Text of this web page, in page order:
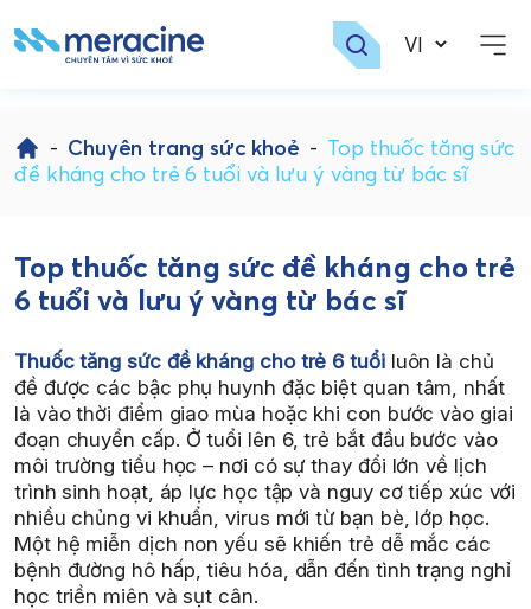
to
content
- Chuyên trang sức khoẻ - Top thuốc tăng sức
đề kháng cho trẻ 6 tuổi và lưu ý vàng từ bác sĩ
Top thuốc tăng sức đề kháng cho trẻ
6 tuổi và lưu ý vàng từ bác sĩ
Thuốc tăng sức đề kháng cho trẻ 6 tuổiluôn là chủ
đề được các bậc phụ huynh đặc biệt quan tâm, nhất
là vào thời điểm giao mùa hoặc khi con bước vào giai
đoạn chuyển cấp. Ở tuổi lên 6, trẻ bắt đầu bước vào
môi trường tiểu học – nơi có sự thay đổi lớn về lịch
trình sinh hoạt, áp lực học tập và nguy cơ tiếp xúc với
nhiều chủng vi khuẩn, virus mới từ bạn bè, lớp học.
Một hệ miễn dịch non yếu sẽ khiến trẻ dễ mắc các
bệnh đường hô hấp, tiêu hóa, dẫn đến tình trạng nghỉ
học triền miên và sụt cân.